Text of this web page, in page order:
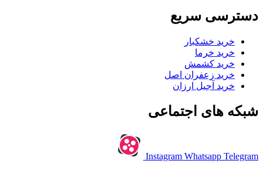
دسترسی سریع
خرید خشکبار
خرید خرما
خرید کشمش
خرید زعفران اصل
خرید آجیل ارزان
شبکه های اجتماعی
Instagram Whatsapp Telegram